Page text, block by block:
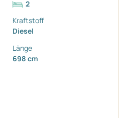
2
Kraftstoff
Diesel
Länge
698 cm